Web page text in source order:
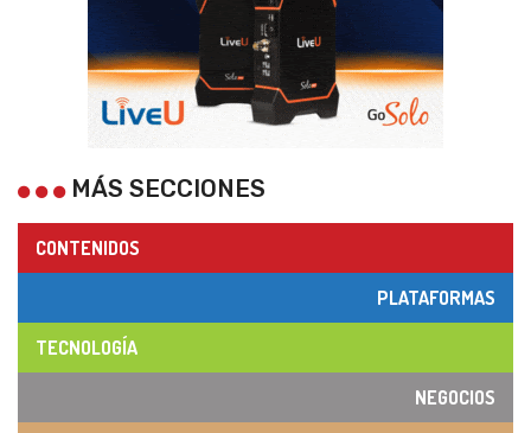
MÁS SECCIONES
CONTENIDOS
PLATAFORMAS
TECNOLOGÍA
NEGOCIOS